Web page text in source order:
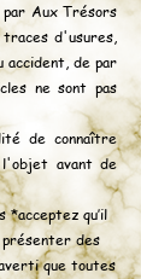
par Aux Trésors
d'usures,
accident, de par
ne sont pas
de connaître
avant de
qu’il
présenter des
que toutes